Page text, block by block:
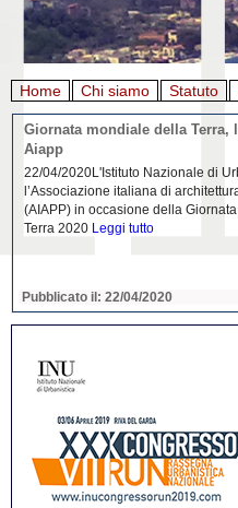
Home Chi siamo Statuto
Giornata mondiale della Terra,
Aiapp
22/04/2020L'Istituto Nazionale di
l’Associazione italiana di
(AIAPP) in occasione della
Terra 2020 Leggi tutto
Pubblicato il: 22/04/2020